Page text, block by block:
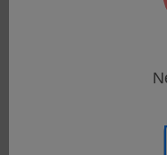
Adapter
Anmeldung für Preise